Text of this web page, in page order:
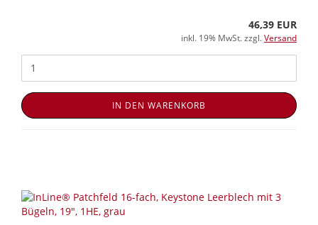
46,39 EUR
inkl. 19% MwSt. zzgl.Versand
IN DEN WARENKORB